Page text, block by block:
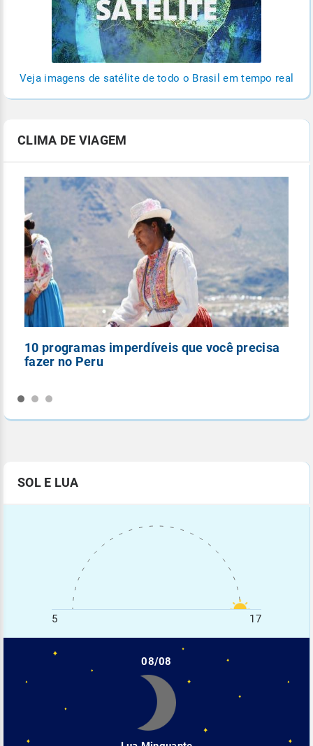
Veja imagens de satélite de todo o Brasil em tempo real
CLIMA DE VIAGEM
10 programas imperdíveis que você precisa
fazer no Peru
SOL E LUA
5 17
08/08